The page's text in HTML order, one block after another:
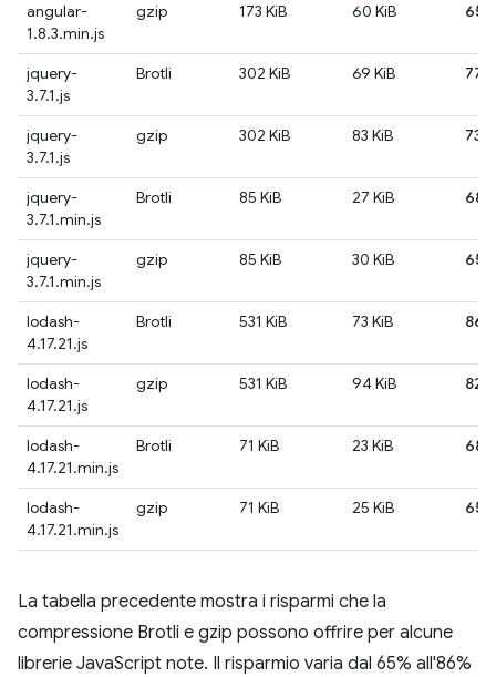
angular-
1.8.3.min.js
gzip 173 KiB 60 KiB
jquery-
3.7.1.js
Brotli 302 KiB 69 KiB 77%
jquery-
3.7.1.js
gzip 302 KiB 83 KiB 73%
jquery-
3.7.1.min.js
Brotli 85 KiB 27 KiB
jquery-
3.7.1.min.js
gzip 85 KiB 30 KiB
lodash-
4.17.21.js
Brotli 531 KiB 73 KiB
lodash-
4.17.21.js
gzip 531 KiB 94 KiB 82%
lodash-
4.17.21.min.js
Brotli 71 KiB 23 KiB
lodash-
4.17.21.min.js
gzip 71 KiB 25 KiB
La tabella precedente mostra i risparmi che la
compressione Brotli e gzip possono offrire per alcune
librerie JavaScript note. Il risparmio varia dal 65% all'86%